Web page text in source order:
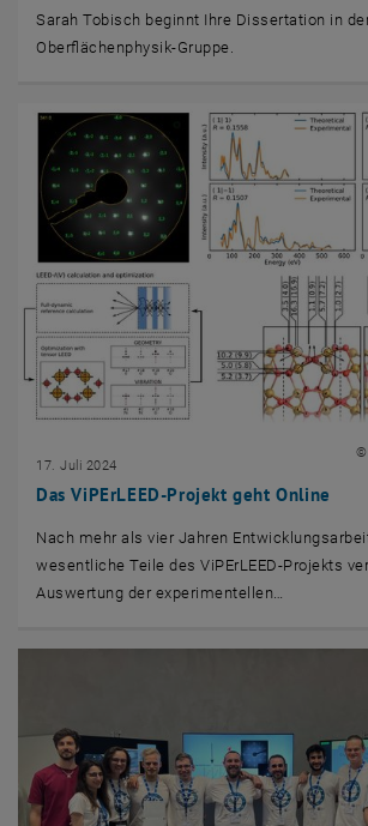
Sarah Tobisch beginnt Ihre Dissertation in
Oberflächenphysik-Gruppe.
Das ViPErLEED-Projekt geht Online
17. Juli 2024
©
Nach mehr als vier Jahren
wesentliche Teile des ViPErLEED-Projekts
Auswertung der experimentellen…